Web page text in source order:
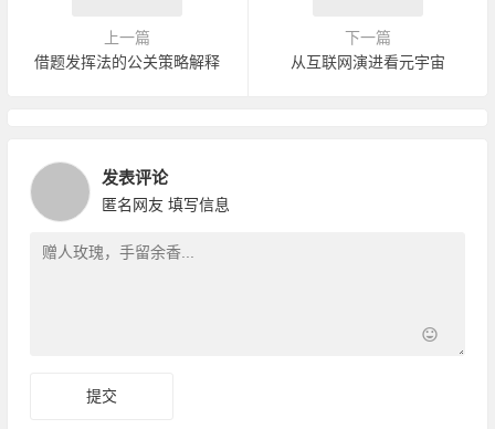
上一篇
借题发挥法的公关策略解释
下一篇
从互联网演进看元宇宙
发表评论
匿名网友 填写信息